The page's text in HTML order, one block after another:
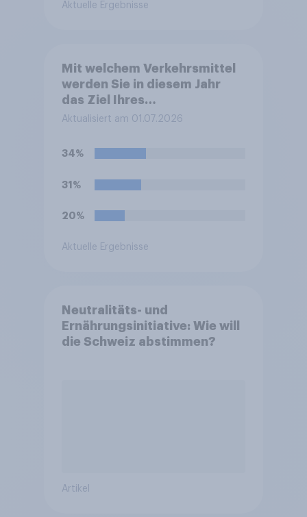
Aktuelle Ergebnisse
Mit welchem Verkehrsmittel
werden Sie in diesem Jahr
das Ziel Ihres
Sommerurlaubes erreichen?
Verkehrsmittel aus, mit dem
Ihrem Ziel zurücklegen.
Aktualisiert am 01.07.2026
34%
31%
20%
Aktuelle Ergebnisse
Neutralitäts- und
Ernährungsinitiative: Wie will
die Schweiz abstimmen?
Artikel